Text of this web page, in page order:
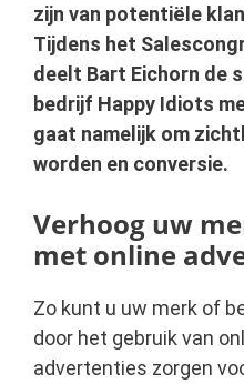
zijn van potentiële
Tijdens het
deelt Bart Eichorn de
bedrijf Happy Idiots
gaat namelijk om
worden en conversie.
Verhoog uw
met online
Zo kunt u uw merk of
door het gebruik van
advertenties zorgen